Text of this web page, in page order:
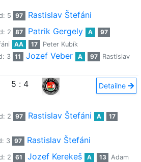
5 97 Rastislav Štefáni
2 87 Patrik Gergely A
97
AA 17
Peter Kubík
3 11 Jozef Veber A 97
Rastislav
5 : 4 Detailne
2 97 Rastislav Štefáni A
17
3 97 Rastislav Štefáni
2 61 Jozef Kerekeš A 13 Adam